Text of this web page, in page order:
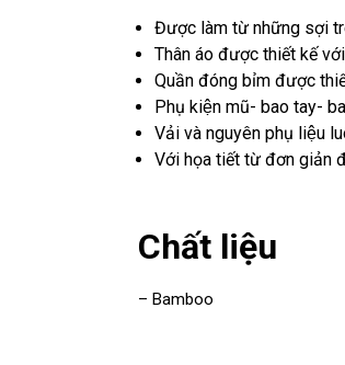
Được làm từ những sợi
Thân áo được thiết kế
Quần đóng bỉm được
Phụ kiện mũ- bao tay-
Vải và nguyên phụ liệu
Với họa tiết từ đơn giản
Chất liệu
– Bamboo